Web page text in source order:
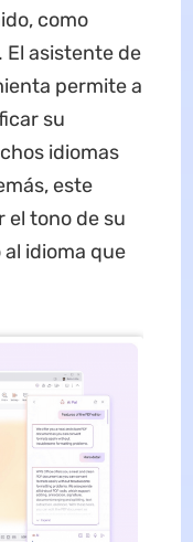
como
asistente de
permite a
su
idiomas
este
el tono de su
idioma que